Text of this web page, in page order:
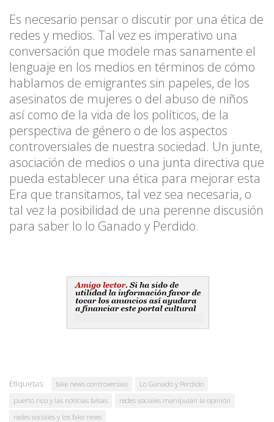
Es necesario pensar o discutir por una ética de
redes y medios. Tal vez es imperativo una
conversación que modele mas sanamente el
lenguaje en los medios en términos de cómo
hablamos de emigrantes sin papeles, de los
asesinatos de mujeres o del abuso de niños
así como de la vida de los políticos, de la
perspectiva de género o de los aspectos
controversiales de nuestra sociedad. Un junte,
asociación de medios o una junta directiva que
pueda establecer una ética para mejorar esta
Era que transitamos, tal vez sea necesaria, o
tal vez la posibilidad de una perenne discusión
para saber lo lo Ganado y Perdido.
Etiquetas: fake news controversias
Lo Ganado y Perdido
puerto rico y las noticias falsas
redes sociales manipulan la opinión
redes sociales y los fake news